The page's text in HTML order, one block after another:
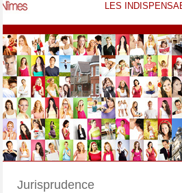
LES
Jurisprudence